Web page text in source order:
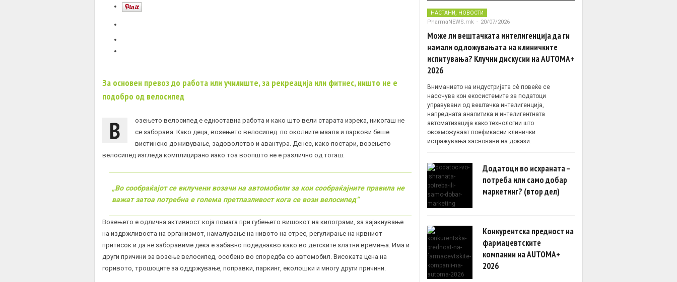
За основен превоз до работа или училиште, за рекреација или фитнес, ништо не е
подобро од велосипед
В
озењето велосипед е едноставна работа и како што вели старата изрека, никогаш не
се заборава. Како деца, возењето велосипед по околните маала и паркови беше
вистинско доживување, задоволство и авантура. Денес, како постари, возењето
велосипед изгледа комплицирано иако тоа воопшто не е различно од тогаш.
„Во сообраќајот се вклучени возачи на автомобили за кои сообраќајните правила не
важат затоа потребна е голема претпазливост кога се вози велосипед“
Возењето е одлична активност која помага при губењето вишокот на килограми, за зајакнување
на издржливоста на организмот, намалување на нивото на стрес, регулирање на крвниот
притисок и да не заборавиме дека е забавно подеднакво како во детските златни времиња. Има и
други причини за возење велосипед, особено во споредба со автомобил. Високата цена на
горивото, трошоците за оддржување, поправки, паркинг, еколошки и многу други причини.
НАСТАНИ , НОВОСТИ
PharmaNEWS.mk - 20/07/2026
Може ли вештачката интелигенција да ги
намали одложувањата на клиничките
испитувања? Клучни дискусии на AUTOMA+
2026
Вниманието на индустријата сè повеќе се
насочува кон екосистемите за податоци
управувани од вештачка интелигенција,
напредната аналитика и интелигентната
автоматизација како технологии што
овозможуваат поефикасни клинички
истражувања засновани на докази.
Додатоци во исхраната –
потреба или само добар
маркетинг? (втор дел)
Конкурентска предност на
фармацевтските
компании на AUTOMA+
2026